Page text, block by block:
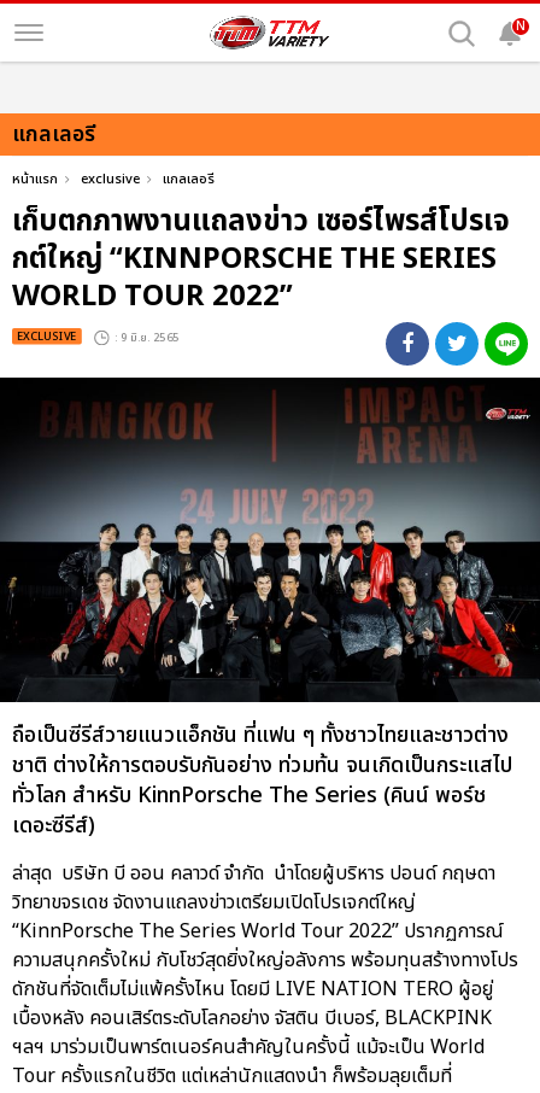
N
แกลเลอรี
หน้าแรก exclusive แกลเลอรี
เก็บตกภาพงานแถลงข่าว เซอร์ไพรส์โปรเจ
กต์ใหญ่ “KINNPORSCHE THE SERIES
WORLD TOUR 2022”
EXCLUSIVE : 9 มิ.ย. 2565
ถือเป็นซีรีส์วายแนวแอ็กชัน ที่แฟน ๆ ทั้งชาวไทยและชาวต่าง
ชาติ ต่างให้การตอบรับกันอย่าง ท่วมท้น จนเกิดเป็นกระแสไป
ทั่วโลก สำหรับ KinnPorsche The Series (คินน์ พอร์ช
เดอะซีรีส์)
ล่าสุด บริษัท บี ออน คลาวด์ จำกัด นำโดยผู้บริหาร ปอนด์ กฤษดา
วิทยาขจรเดช จัดงานแถลงข่าวเตรียมเปิดโปรเจกต์ใหญ่
“KinnPorsche The Series World Tour 2022” ปรากฏการณ์
ความสนุกครั้งใหม่ กับโชว์สุดยิ่งใหญ่อลังการ พร้อมทุนสร้างทางโปร
ดักชันที่จัดเต็มไม่แพ้ครั้งไหน โดยมี LIVE NATION TERO ผู้อยู่
เบื้องหลัง คอนเสิร์ตระดับโลกอย่าง จัสติน บีเบอร์, BLACKPINK
ฯลฯ มาร่วมเป็นพาร์ตเนอร์คนสำคัญในครั้งนี้ แม้จะเป็น World
Tour ครั้งแรกในชีวิต แต่เหล่านักแสดงนำ ก็พร้อมลุยเต็มที่